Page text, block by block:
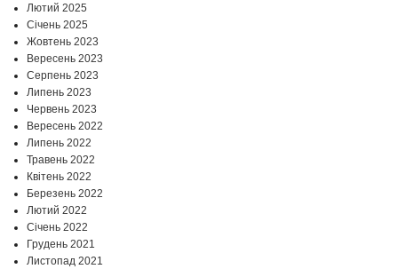
Лютий 2025
Січень 2025
Жовтень 2023
Вересень 2023
Серпень 2023
Липень 2023
Червень 2023
Вересень 2022
Липень 2022
Травень 2022
Квітень 2022
Березень 2022
Лютий 2022
Січень 2022
Грудень 2021
Листопад 2021